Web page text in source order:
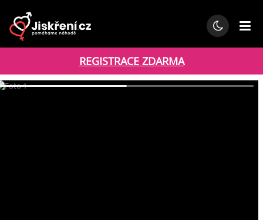
REGISTRACE ZDARMA